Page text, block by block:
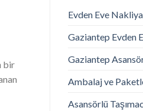
bir
Evden Eve
Gaziantep Evden
Gaziantep
Ambalaj ve
Asansörlü